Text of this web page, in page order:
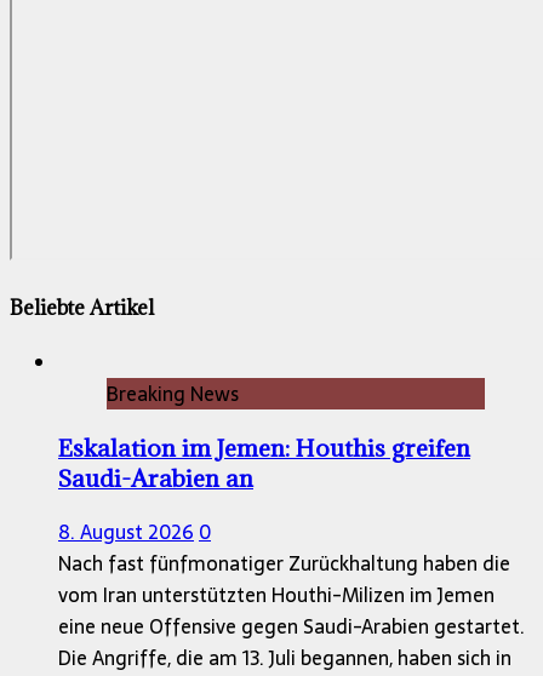
Beliebte Artikel
Breaking News
Eskalation im Jemen: Houthis greifen
Saudi-Arabien an
8. August 2026 0
Nach fast fünfmonatiger Zurückhaltung haben die
vom Iran unterstützten Houthi-Milizen im Jemen
eine neue Offensive gegen Saudi-Arabien gestartet.
Die Angriffe, die am 13. Juli begannen, haben sich in